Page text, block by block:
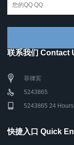
联系我们 Contact
菲律宾
5243865
5243865 24 Hours
快捷入口 Quick